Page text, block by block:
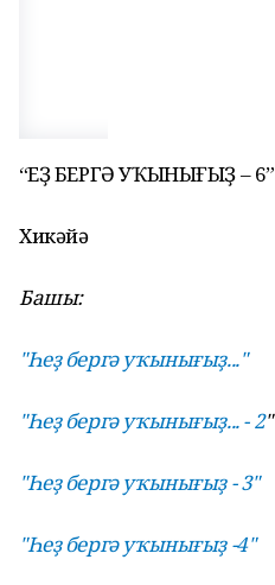
“ҺЕҘ БЕРГӘ УҠЫНЫҒЫҘ – 6”
Хикәйә
Башы:
"Һеҙ бергә уҡынығыҙ..."
"Һеҙ бергә уҡынығыҙ... - 2"
"Һеҙ бергә уҡынығыҙ - 3"
"Һеҙ бергә уҡынығыҙ -4"